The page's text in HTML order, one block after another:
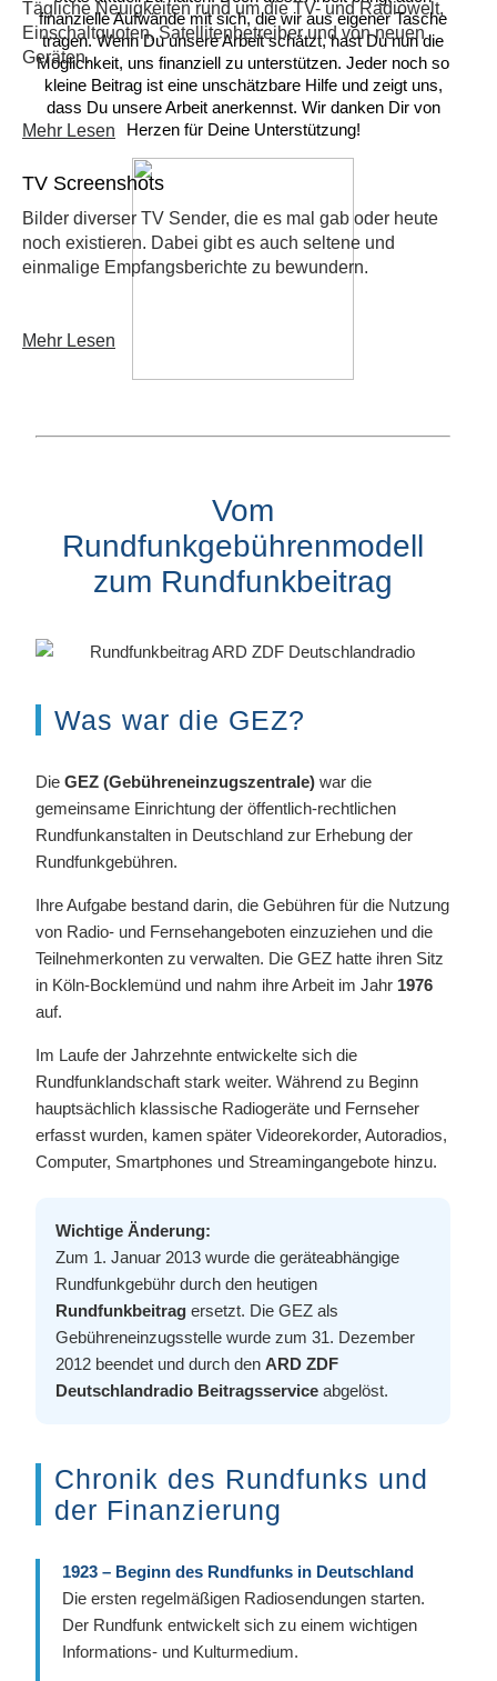
Tägliche Neuigkeiten rund um die TV- und Radiowelt,
Einschaltquoten, Satellitenbetreiber und von neuen
Geräten.
Mehr Lesen
TV Screenshots
Bilder diverser TV Sender, die es mal gab oder heute
noch existieren. Dabei gibt es auch seltene und
einmalige Empfangsberichte zu bewundern.
Mehr Lesen
finanzielle Aufwände mit sich, die wir aus eigener Tasche
tragen. Wenn Du unsere Arbeit schätzt, hast Du nun die
Möglichkeit, uns finanziell zu unterstützen. Jeder noch so
kleine Beitrag ist eine unschätzbare Hilfe und zeigt uns,
dass Du unsere Arbeit anerkennst. Wir danken Dir von
Herzen für Deine Unterstützung!
Vom
Rundfunkgebührenmodell
zum Rundfunkbeitrag
Was war die GEZ?
DieGEZ (Gebühreneinzugszentrale) war die
gemeinsame Einrichtung der öffentlich-rechtlichen
Rundfunkanstalten in Deutschland zur Erhebung der
Rundfunkgebühren.
Ihre Aufgabe bestand darin, die Gebühren für die Nutzung
von Radio- und Fernsehangeboten einzuziehen und die
Teilnehmerkonten zu verwalten. Die GEZ hatte ihren Sitz
in Köln-Bocklemünd und nahm ihre Arbeit im Jahr 1976
auf.
Im Laufe der Jahrzehnte entwickelte sich die
Rundfunklandschaft stark weiter. Während zu Beginn
hauptsächlich klassische Radiogeräte und Fernseher
erfasst wurden, kamen später Videorekorder, Autoradios,
Computer, Smartphones und Streamingangebote hinzu.
Wichtige Änderung:
Zum 1. Januar 2013 wurde die geräteabhängige
Rundfunkgebühr durch den heutigen
Rundfunkbeitrag ersetzt. Die GEZ als
Gebühreneinzugsstelle wurde zum 31. Dezember
2012 beendet und durch denARD ZDF
Deutschlandradio Beitragsservice abgelöst.
Chronik des Rundfunks und
der Finanzierung
1923 – Beginn des Rundfunks in Deutschland
Die ersten regelmäßigen Radiosendungen starten.
Der Rundfunk entwickelt sich zu einem wichtigen
Informations- und Kulturmedium.